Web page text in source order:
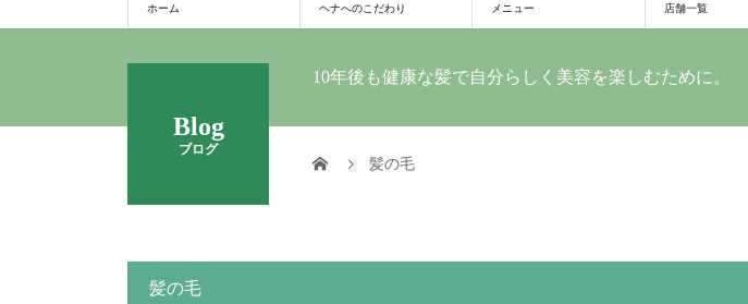
ホーム ヘナへのこだわり メニュー 店舗一覧
Blog
ブログ
10年後も健康な髪で自分らしく美容を楽しむために。
髪の毛
髪の毛